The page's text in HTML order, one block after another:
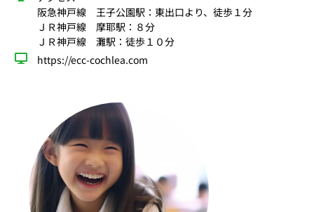
阪急神戸線 王子公園駅：東出口より、徒歩１分
ＪＲ神戸線 摩耶駅：８分
ＪＲ神戸線 灘駅：徒歩１０分
https://ecc-cochlea.com